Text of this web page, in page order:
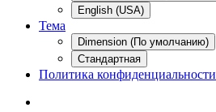
English (USA)
Тема
Dimension (По умолчанию)
Стандартная
Политика конфиденциальности